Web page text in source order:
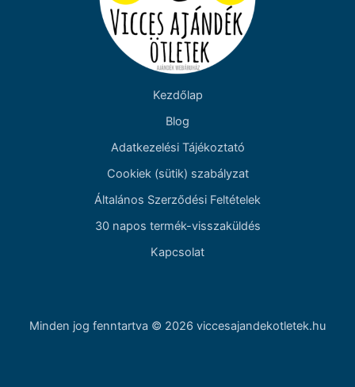
Kezdőlap
Blog
Adatkezelési Tájékoztató
Cookiek (sütik) szabályzat
Általános Szerződési Feltételek
30 napos termék-visszaküldés
Kapcsolat
Minden jog fenntartva © 2026 viccesajandekotletek.hu